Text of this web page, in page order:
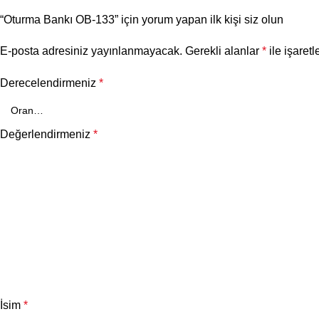
“Oturma Bankı OB-133” için yorum yapan ilk kişi siz olun
E-posta adresiniz yayınlanmayacak. Gerekli alanlar * ile
Derecelendirmeniz *
Değerlendirmeniz *
İsim *